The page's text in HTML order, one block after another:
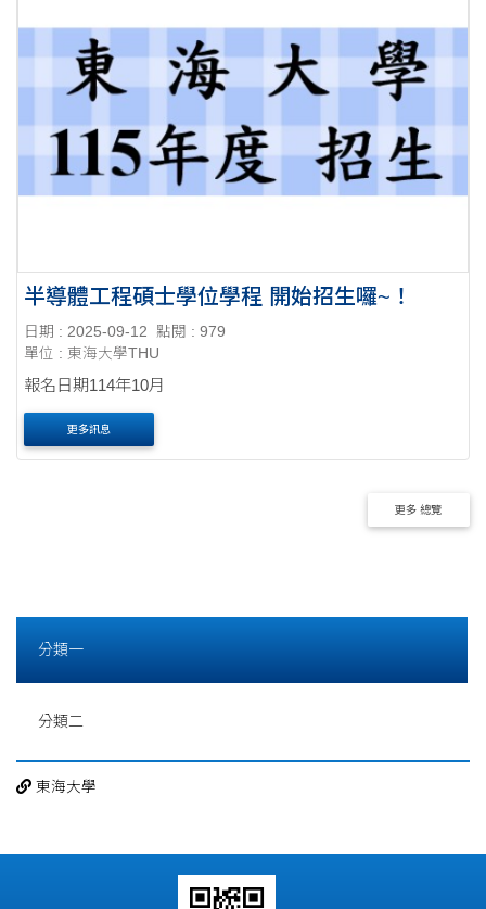
半導體工程碩士學位學程 開始招生囉~！
日期 : 2025-09-12
點閱 : 979
單位 : 東海大學THU
報名日期114年10月
更多訊息
更多 總覽
分類一
分類二
東海大學